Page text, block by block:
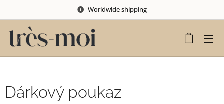
Worldwide shipping
Dárkový poukaz